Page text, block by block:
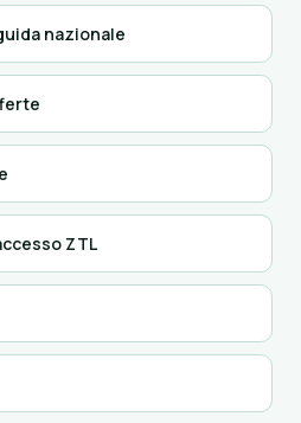
nazionale
ZTL